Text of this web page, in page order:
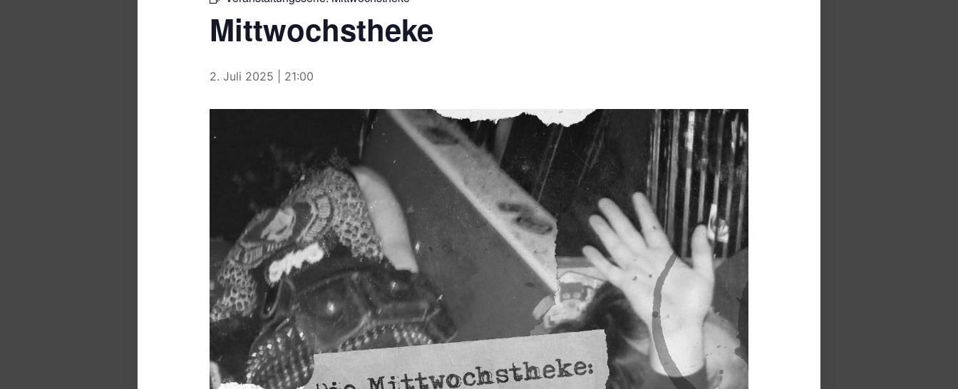
Mittwochstheke
2. Juli 2025 | 21:00